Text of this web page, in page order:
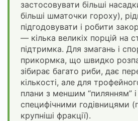
застосовувати більші
більші шматочки гороху),
підгодовувати і робити
— кілька великіх порцій на
підтримка. Для змагань і
прикормка, що швидко
зібирає багато риби, дає
кількості, але для
плани з меншим “пилянням” і
специфічними годівницями
крупніші фракції).